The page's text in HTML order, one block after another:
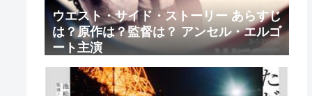
ウエスト・サイド・ストーリー あらすじ
は？原作は？監督は？ アンセル・エルゴ
ート主演